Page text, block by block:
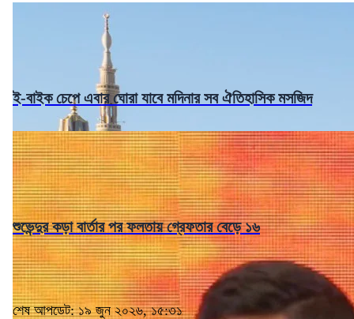
ই-বাইক চেপে এবার ঘোরা যাবে মদিনার সব ঐতিহাসিক মসজিদ
শুভেন্দুর কড়া বার্তার পর ফলতায় গ্রেফতার বেড়ে ১৬
শেষ আপডেট: ১৯ জুন ২০২৬, ১৫:৩১